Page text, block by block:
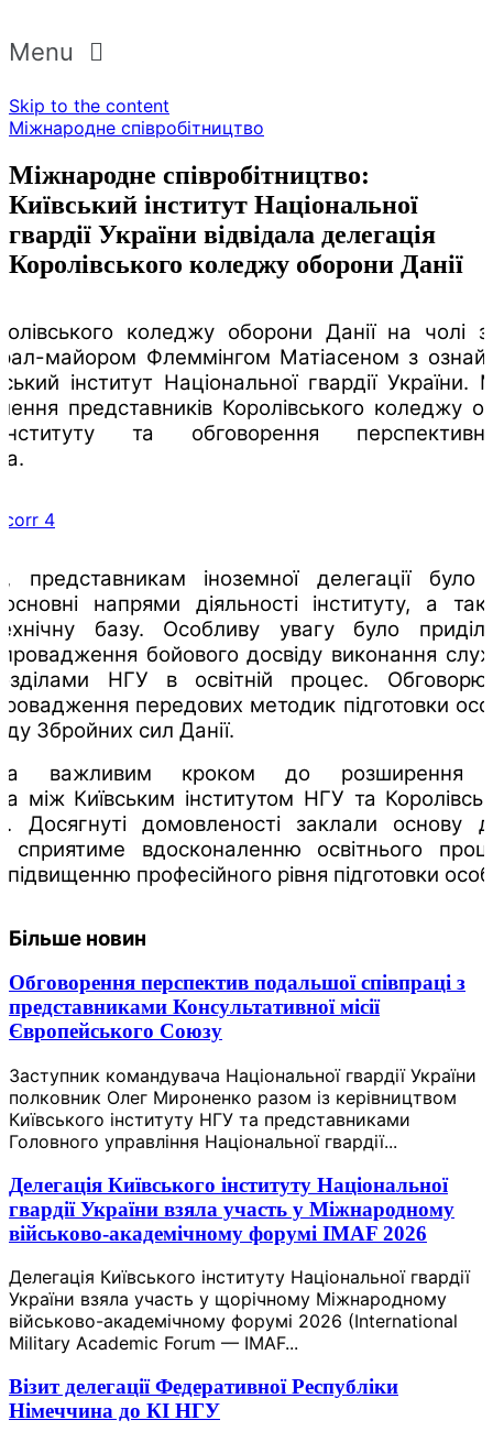
Menu
Skip to the content
Міжнародне співробітництво
Міжнародне співробітництво:
Київський інститут Національної
гвардії України відвідала делегація
Королівського коледжу оборони Данії
коледжу оборони Данії на чолі
майором Флеммінгом Матіасеном з
інститут Національної гвардії України.
представників Королівського коледжу
та обговорення
представникам іноземної делегації було
напрями діяльності інституту, а
базу. Особливу увагу було
бойового досвіду виконання
НГУ в освітній процес.
передових методик підготовки
Збройних сил Данії.
важливим кроком до розширення
між Київським інститутом НГУ та
Досягнуті домовленості заклали основу
сприятиме вдосконаленню освітнього
професійного рівня підготовки
Більше новин
Обговорення перспектив подальшої співпраці з
представниками Консультативної місії
Європейського Союзу
Заступник командувача Національної гвардії України
полковник Олег Мироненко разом із керівництвом
Київського інституту НГУ та представниками
Головного управління Національної гвардії...
Делегація Київського інституту Національної
гвардії України взяла участь у Міжнародному
військово-академічному форумі IMAF 2026
Делегація Київського інституту Національної гвардії
України взяла участь у щорічному Міжнародному
військово-академічному форумі 2026 (International
Military Academic Forum — IMAF...
Візит делегації Федеративної Республіки
Німеччина до КІ НГУ